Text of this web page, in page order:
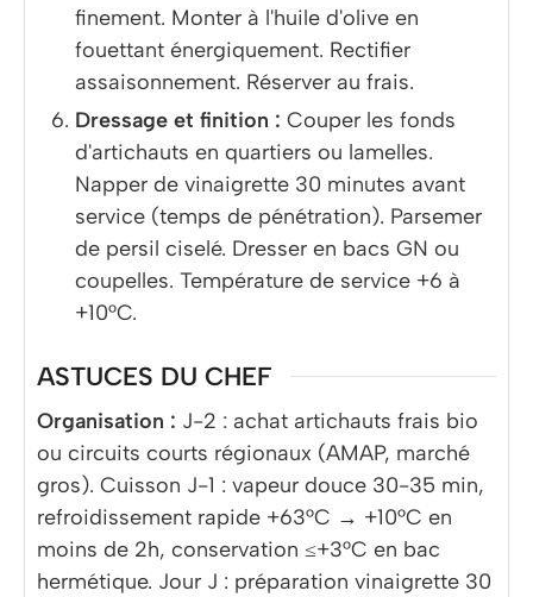
finement. Monter à l'huile d'olive en
fouettant énergiquement. Rectifier
assaisonnement. Réserver au frais.
Dressage et finition : Couper les fonds
d'artichauts en quartiers ou lamelles.
Napper de vinaigrette 30 minutes avant
service (temps de pénétration). Parsemer
de persil ciselé. Dresser en bacs GN ou
coupelles. Température de service +6 à
+10°C.
ASTUCES DU CHEF
Organisation : J-2 : achat artichauts frais bio
ou circuits courts régionaux (AMAP, marché
gros). Cuisson J-1 : vapeur douce 30-35 min,
refroidissement rapide +63°C → +10°C en
moins de 2h, conservation ≤+3°C en bac
hermétique. Jour J : préparation vinaigrette 30